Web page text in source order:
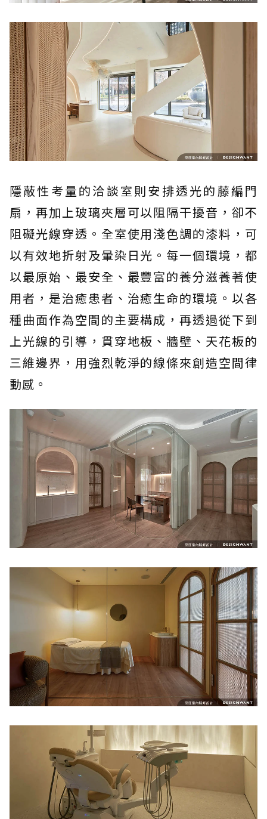
隱蔽性考量的洽談室則安排透光的藤編門
扇，再加上玻璃夾層可以阻隔干擾音，卻不
阻礙光線穿透。全室使用淺色調的漆料，可
以有效地折射及暈染日光。每一個環境，都
以最原始、最安全、最豐富的養分滋養著使
用者，是治癒患者、治癒生命的環境。以各
種曲面作為空間的主要構成，再透過從下到
上光線的引導，貫穿地板、牆壁、天花板的
三維邊界，用強烈乾淨的線條來創造空間律
動感。